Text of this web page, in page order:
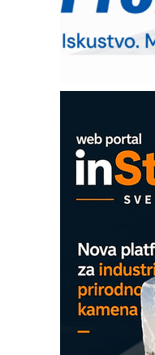
Sigurnije
solarnim
Pranje
Proizvodnja
COMBYPACK
EVOKS
ROSA i
Detekcija